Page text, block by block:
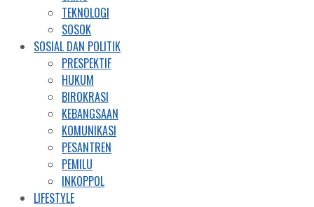
TEKNOLOGI
SOSOK
SOSIAL DAN POLITIK
PRESPEKTIF
HUKUM
BIROKRASI
KEBANGSAAN
KOMUNIKASI
PESANTREN
PEMILU
INKOPPOL
LIFESTYLE